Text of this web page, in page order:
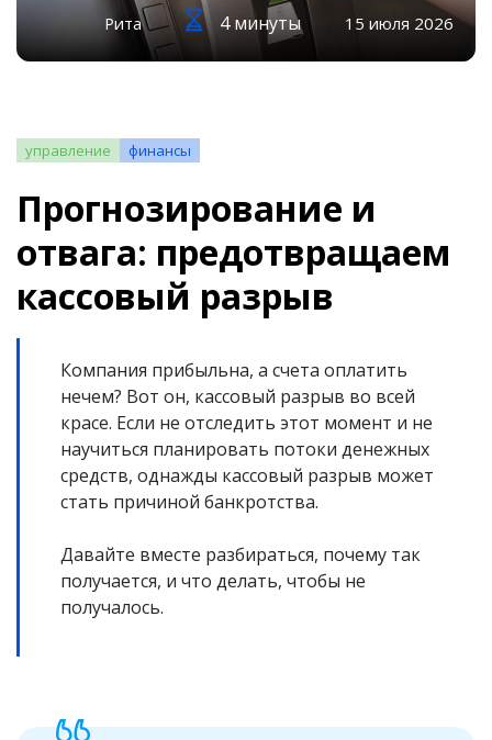
Рита 4 минуты 15 июля 2026
управление финансы
Прогнозирование и
отвага: предотвращаем
кассовый разрыв
Компания прибыльна, а счета оплатить
нечем? Вот он, кассовый разрыв во всей
красе. Если не отследить этот момент и не
научиться планировать потоки денежных
средств, однажды кассовый разрыв может
стать причиной банкротства.
Давайте вместе разбираться, почему так
получается, и что делать, чтобы не
получалось.